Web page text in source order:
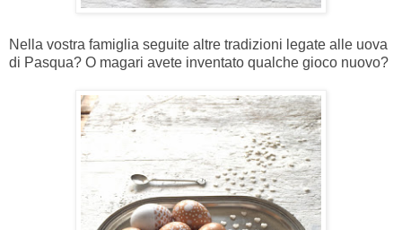
Nella vostra famiglia seguite altre tradizioni legate alle uova
di Pasqua? O magari avete inventato qualche gioco nuovo?